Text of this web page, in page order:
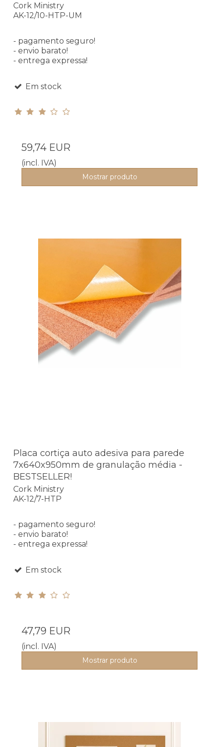
Cork Ministry
AK-12/10-HTP-UM
- pagamento seguro!
- envio barato!
- entrega expressa!
Em stock
59,74 EUR
(incl. IVA)
Mostrar produto
Placa cortiça auto adesiva para parede
7x640x950mm de granulação média -
BESTSELLER!
Cork Ministry
AK-12/7-HTP
- pagamento seguro!
- envio barato!
- entrega expressa!
Em stock
47,79 EUR
(incl. IVA)
Mostrar produto